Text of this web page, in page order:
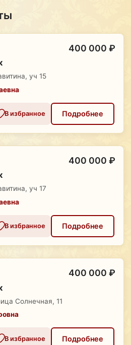
400 000 ₽
уч 15
В избранное Подробнее
400 000 ₽
уч 17
В избранное Подробнее
400 000 ₽
Солнечная, 11
В избранное Подробнее